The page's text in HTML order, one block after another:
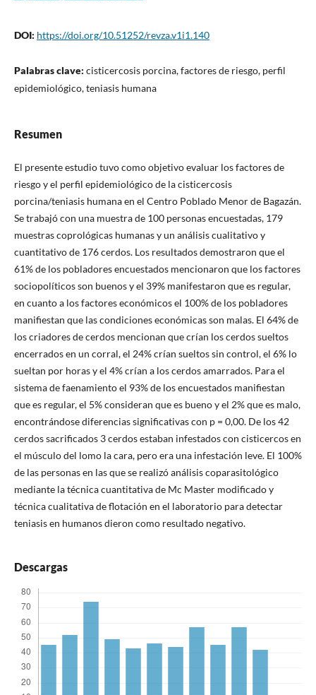
DOI: https://doi.org/10.51252/revza.v1i1.140
Palabras clave: cisticercosis porcina, factores de riesgo, perfil
epidemiológico, teniasis humana
Resumen
El presente estudio tuvo como objetivo evaluar los factores de
riesgo y el perfil epidemiológico de la cisticercosis
porcina/teniasis humana en el Centro Poblado Menor de Bagazán.
Se trabajó con una muestra de 100 personas encuestadas, 179
muestras coprológicas humanas y un análisis cualitativo y
cuantitativo de 176 cerdos. Los resultados demostraron que el
61% de los pobladores encuestados mencionaron que los factores
sociopolíticos son buenos y el 39% manifestaron que es regular,
en cuanto a los factores económicos el 100% de los pobladores
manifiestan que las condiciones económicas son malas. El 64% de
los criadores de cerdos mencionan que crían los cerdos sueltos
encerrados en un corral, el 24% crían sueltos sin control, el 6% lo
sueltan por horas y el 4% crían a los cerdos amarrados. Para el
sistema de faenamiento el 93% de los encuestados manifiestan
que es regular, el 5% consideran que es bueno y el 2% que es malo,
encontrándose diferencias significativas con p = 0,00. De los 42
cerdos sacrificados 3 cerdos estaban infestados con cisticercos en
el músculo del lomo la cara, pero era una infestación leve. El 100%
de las personas en las que se realizó análisis coparasitológico
mediante la técnica cuantitativa de Mc Master modificado y
técnica cualitativa de flotación en el laboratorio para detectar
teniasis en humanos dieron como resultado negativo.
Descargas